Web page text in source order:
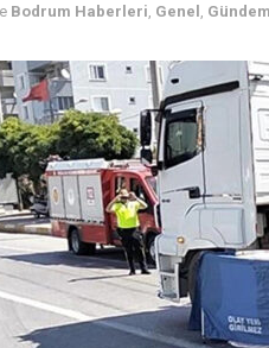
Bodrum Haberleri Genel Gündem